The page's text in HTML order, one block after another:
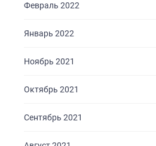
Февраль 2022
Январь 2022
Ноябрь 2021
Октябрь 2021
Сентябрь 2021
ГЛАВНАЯ
О НАС
БРИФЫ
КАРЬЕРА